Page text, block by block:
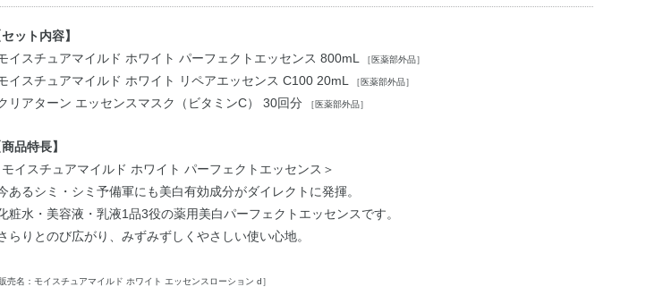
セット内容】
イスチュアマイルド ホワイト パーフェクトエッセンス 800mL
［医薬部外品］
イスチュアマイルド ホワイト リペアエッセンス C100 20mL ［医薬部外品］
リアターン エッセンスマスク（ビタミンC） 30回分 ［医薬部外品］
商品特長】
モイスチュアマイルド ホワイト パーフェクトエッセンス＞
あるシミ・シミ予備軍にも美白有効成分がダイレクトに発揮。
粧水・美容液・乳液1品3役の薬用美白パーフェクトエッセンスです。
らりとのび広がり、みずみずしくやさしい使い心地。
販売名：モイスチュアマイルド ホワイト エッセンスローション d］